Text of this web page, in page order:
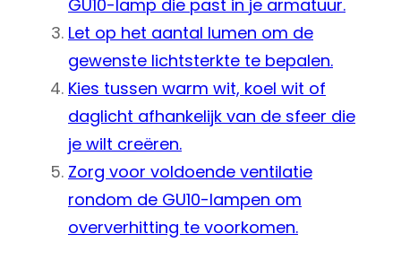
GU10-lamp die past in je armatuur.
Let op het aantal lumen om de
gewenste lichtsterkte te bepalen.
Kies tussen warm wit, koel wit of
daglicht afhankelijk van de sfeer die
je wilt creëren.
Zorg voor voldoende ventilatie
rondom de GU10-lampen om
oververhitting te voorkomen.